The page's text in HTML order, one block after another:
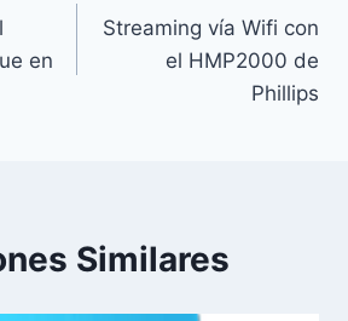
en
Streaming vía Wifi con
el HMP2000 de
Phillips
Similares